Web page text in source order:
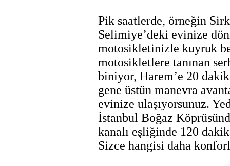
Pik saatlerde, örneğin
Selimiye’deki evinize
motosikletinizle kuyruk
motosikletlere tanınan
biniyor, Harem’e 20
gene üstün manevra
evinize ulaşıyorsunuz.
İstanbul Boğaz
kanalı eşliğinde 120
Sizce hangisi daha